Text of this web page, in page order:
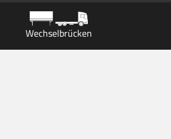
Wechselbrücken